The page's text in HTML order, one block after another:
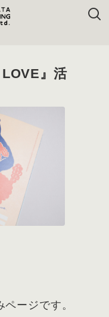
』活
ージです。